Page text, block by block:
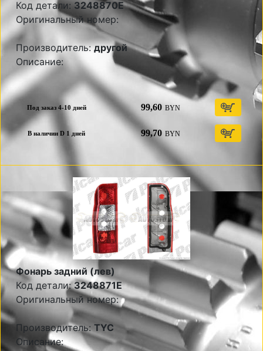
Код детали:3248870E
Оригинальный номер:
Производитель:другой
Описание:
Под заказ 4-10 дней 99,60 BYN
В наличии D 1 дней 99,70 BYN
Фонарь задний (лев)
Код детали:3248871E
Оригинальный номер:
Производитель:TYC
Описание: